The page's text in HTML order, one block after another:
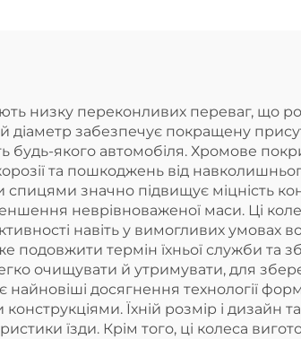
низку переконливих переваг, що
діаметр забезпечує покращену
будь-якого автомобіля. Хромове
та пошкоджень від
спицями значно підвищує міцність
неврівноваженої маси. Ці
навіть у вимогливих умовах
термін їхньої служби та
очищувати й утримувати, для
найновіші досягнення технології
Їхній розмір і дизайн
їзди. Крім того, ці колеса